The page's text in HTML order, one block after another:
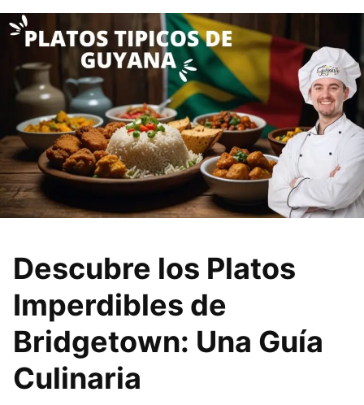
Descubre los Platos
Imperdibles de
Bridgetown: Una Guía
Culinaria